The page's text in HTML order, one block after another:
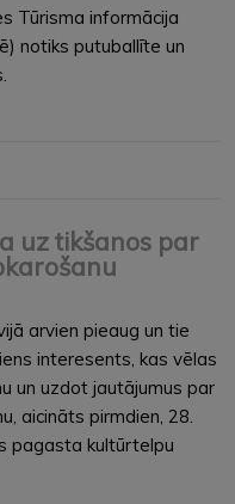
Tūrisma informācija
notiks putuballīte un
uz tikšanos par
arvien pieaug un tie
interesents, kas vēlas
un uzdot jautājumus par
aicināts pirmdien, 28.
pagasta kultūrtelpu